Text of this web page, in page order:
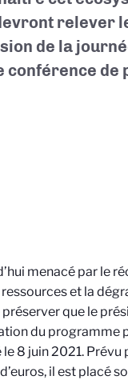
relever
de la
conférence de
menacé par le
et la
que le
du programme
8 juin 2021.
il est placé